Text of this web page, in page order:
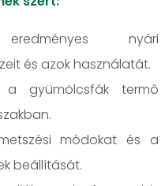
nyári
és azok használatát.
a gyümölcsfák termő
módokat és a
beállítását.